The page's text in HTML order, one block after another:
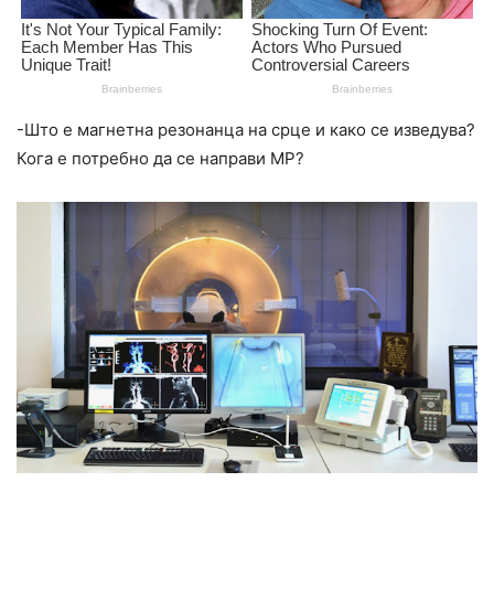
-Што е магнетна резонанца на срце и како се изведува?
Кога е потребно да се направи МР?